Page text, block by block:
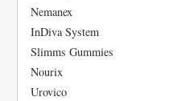
Nemanex
InDiva System
Slimms Gummies
Nourix
Urovico